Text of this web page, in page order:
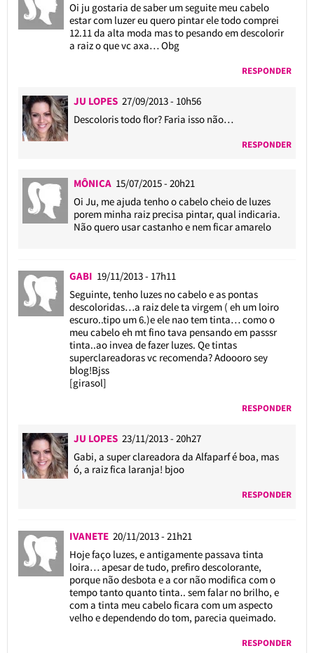
Oi ju gostaria de saber um seguite meu cabelo
estar com luzer eu quero pintar ele todo comprei
12.11 da alta moda mas to pesando em descolorir
a raiz o que vc axa… Obg
RESPONDER
JU LOPES 27/09/2013 - 10h56
Descoloris todo flor? Faria isso não…
RESPONDER
MÔNICA 15/07/2015 - 20h21
Oi Ju, me ajuda tenho o cabelo cheio de luzes
porem minha raiz precisa pintar, qual indicaria.
Não quero usar castanho e nem ficar amarelo
GABI 19/11/2013 - 17h11
Seguinte, tenho luzes no cabelo e as pontas
descoloridas…a raiz dele ta virgem ( eh um loiro
escuro..tipo um 6.)e ele nao tem tinta… como o
meu cabelo eh mt fino tava pensando em passsr
tinta..ao invea de fazer luzes. Qe tintas
superclareadoras vc recomenda? Adoooro sey
blog!Bjss
[girasol]
RESPONDER
JU LOPES 23/11/2013 - 20h27
Gabi, a super clareadora da Alfaparf é boa, mas
ó, a raiz fica laranja! bjoo
RESPONDER
IVANETE 20/11/2013 - 21h21
Hoje faço luzes, e antigamente passava tinta
loira… apesar de tudo, prefiro descolorante,
porque não desbota e a cor não modifica com o
tempo tanto quanto tinta.. sem falar no brilho, e
com a tinta meu cabelo ficara com um aspecto
velho e dependendo do tom, parecia queimado.
RESPONDER